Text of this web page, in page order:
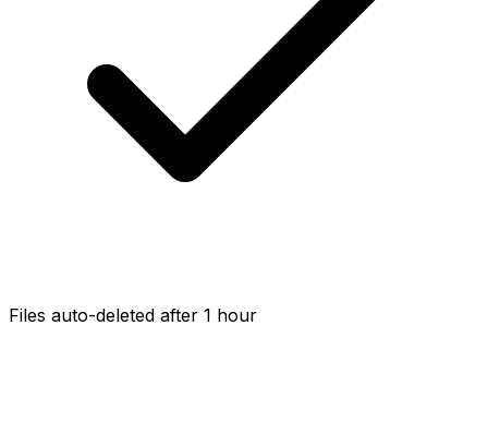
Files auto-deleted after 1 hour